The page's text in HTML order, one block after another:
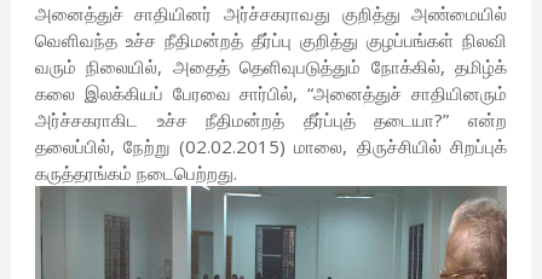
அனைத்துச் சாதியினர் அர்ச்சகராவது குறித்து அண்மையில்
வெளிவந்த உச்ச நீதிமன்றத் தீர்ப்பு குறித்து குழப்பங்கள் நிலவி
வரும் நிலையில், அதைத் தெளிவுபடுத்தும் நோக்கில், தமிழ்க்
கலை இலக்கியப் பேரவை சார்பில், “அனைத்துச் சாதியினரும்
அர்ச்சகராகிட உச்ச நீதிமன்றத் தீர்ப்புத் தடையா?” என்ற
தலைப்பில், நேற்று (02.02.2015) மாலை, திருச்சியில் சிறப்புக்
கருத்தரங்கம் நடைபெற்றது.